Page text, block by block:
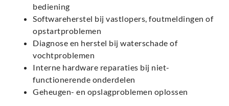
bediening
Softwareherstel bij vastlopers, foutmeldingen of
opstartproblemen
Diagnose en herstel bij waterschade of
vochtproblemen
Interne hardware reparaties bij niet-
functionerende onderdelen
Geheugen- en opslagproblemen oplossen